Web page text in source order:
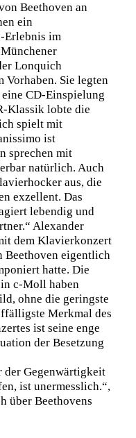
Beethoven an
ein
Erlebnis im
Lonquich
Vorhaben. Sie legten
CD-Einspielung
Klassik lobte die
spielt mit
ist
sprechen mit
natürlich. Auch
aus, die
exzellent. Das
lebendig und
Alexander
dem Klavierkonzert
Beethoven eigentlich
hatte. Die
c-Moll haben
ohne die geringste
Merkmal des
ist seine enge
der Besetzung
der Gegenwärtigkeit
ist unermesslich.“,
über Beethovens